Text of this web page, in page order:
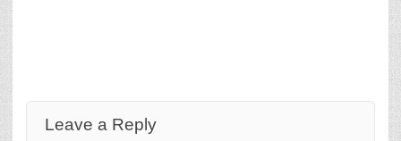
Leave a Reply